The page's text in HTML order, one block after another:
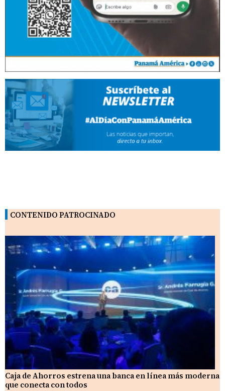
CONTENIDO PATROCINADO
Caja de Ahorros estrena una banca en línea más moderna
que conecta con todos